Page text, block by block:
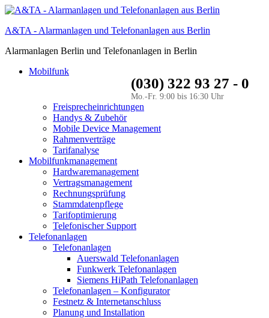
A&TA - Alarmanlagen und Telefonanlagen aus Berlin
Alarmanlagen Berlin und Telefonanlagen in Berlin
(030) 322 93 27 - 0
Mo.-Fr. 9:00 bis 16:30 Uhr
Mobilfunk
Freisprecheinrichtungen
Handys & Zubehör
Mobile Device Management
Rahmenverträge
Tarifanalyse
Mobilfunkmanagement
Hardwaremanagement
Vertragsmanagement
Rechnungsprüfung
Stammdatenpflege
Tarifoptimierung
Telefonischer Support
Telefonanlagen
Telefonanlagen
Auerswald Telefonanlagen
Funkwerk Telefonanlagen
Siemens HiPath Telefonanlagen
Telefonanlagen – Konfigurator
Festnetz & Internetanschluss
Planung und Installation